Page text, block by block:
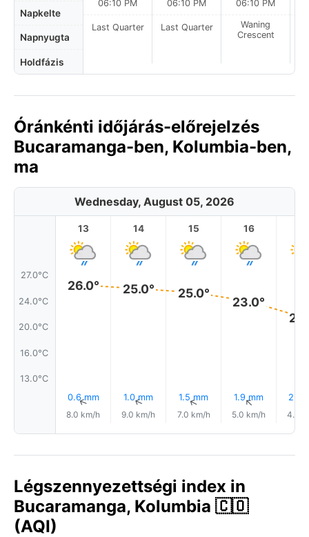
Napkelte
Napnyugta
Holdfázis
06:10 PM
Last Quarter
06:10 PM
Last Quarter
06:10 PM
Waning
Crescent
Óránkénti időjárás-előrejelzés
Bucaramanga-ben, Kolumbia-ben,
ma
Wednesday, August 05, 2026
27.0°C
24.0°C
20.0°C
16.0°C
13.0°C
13
26.0°
0.6 mm
↑
8.0 km/h
14
25.0°
1.0 mm
↑
9.0 km/h
15
25.0°
1.5 mm
↑
7.0 km/h
16
23.0°
1.9 mm
↑
5.0 km/h
2.5
4.0
Légszennyezettségi index in
Bucaramanga, Kolumbia 🇨🇴
(AQI)